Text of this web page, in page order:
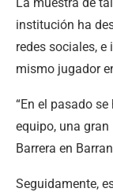
institución ha
redes sociales,
mismo jugador
“En el pasado
equipo, una
Barrera en
Seguidamente,